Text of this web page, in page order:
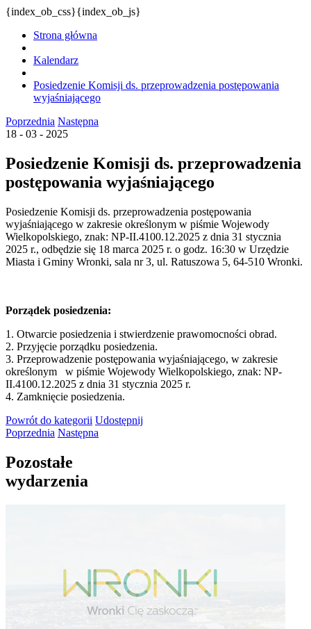
{index_ob_css}{index_ob_js}
Strona główna
Kalendarz
Posiedzenie Komisji ds. przeprowadzenia postępowania
wyjaśniającego
Poprzednia Następna
18 - 03 - 2025
Posiedzenie Komisji ds. przeprowadzenia
postępowania wyjaśniającego
Posiedzenie Komisji ds. przeprowadzenia postępowania
wyjaśniającego w zakresie określonym w piśmie Wojewody
Wielkopolskiego, znak: NP-II.4100.12.2025 z dnia 31 stycznia
2025 r., odbędzie się 18 marca 2025 r. o godz. 16:30 w Urzędzie
Miasta i Gminy Wronki, sala nr 3, ul. Ratuszowa 5, 64-510 Wronki.
Porządek posiedzenia:
1. Otwarcie posiedzenia i stwierdzenie prawomocności obrad.
2. Przyjęcie porządku posiedzenia.
3. Przeprowadzenie postępowania wyjaśniającego, w zakresie
określonym w piśmie Wojewody Wielkopolskiego, znak: NP-
II.4100.12.2025 z dnia 31 stycznia 2025 r.
4. Zamknięcie posiedzenia.
Powrót do kategorii Udostępnij
Poprzednia Następna
Pozostałe
wydarzenia